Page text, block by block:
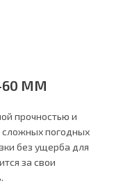
60 ММ
прочностью и
сложных погодных
без ущерба для
за свои